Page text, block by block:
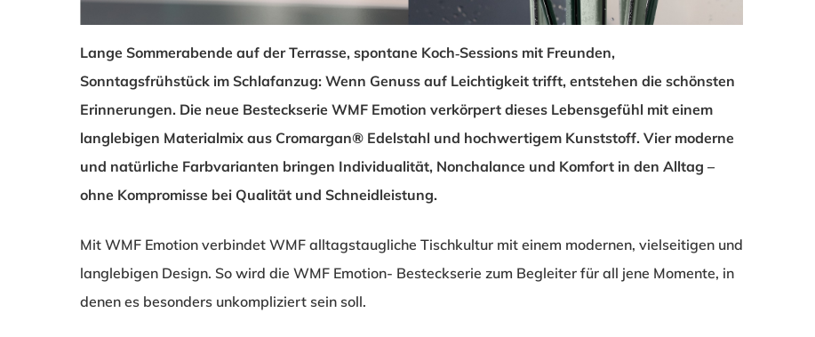
Lange Sommerabende auf der Terrasse, spontane Koch‑Sessions mit Freunden,
Sonntagsfrühstück im Schlafanzug: Wenn Genuss auf Leichtigkeit trifft, entstehen die schönsten
Erinnerungen. Die neue Besteckserie WMF Emotion verkörpert dieses Lebensgefühl mit einem
langlebigen Materialmix aus Cromargan® Edelstahl und hochwertigem Kunststoff. Vier moderne
und natürliche Farbvarianten bringen Individualität, Nonchalance und Komfort in den Alltag –
ohne Kompromisse bei Qualität und Schneidleistung.
Mit WMF Emotion verbindet WMF alltagstaugliche Tischkultur mit einem modernen, vielseitigen und
langlebigen Design. So wird die WMF Emotion- Besteckserie zum Begleiter für all jene Momente, in
denen es besonders unkompliziert sein soll.